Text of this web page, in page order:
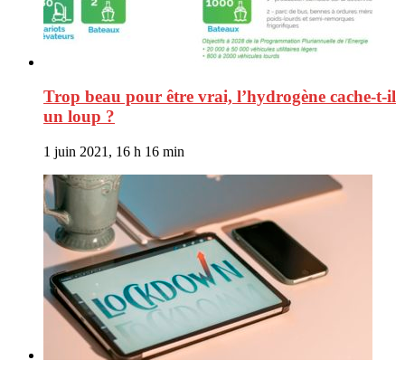
Trop beau pour être vrai, l’hydrogène cache-t-il
un loup ?
1 juin 2021, 16 h 16 min